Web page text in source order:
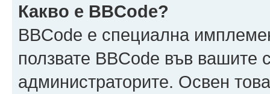
Какво е BBCode?
BBCode е специална
ползвате BBCode във
администраторите. Освен